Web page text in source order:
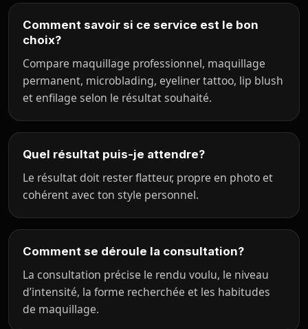
Comment savoir si ce service est le bon
choix?
Compare maquillage professionnel, maquillage
permanent, microblading, eyeliner tattoo, lip blush
et enfilage selon le résultat souhaité.
Quel résultat puis-je attendre?
Le résultat doit rester flatteur, propre en photo et
cohérent avec ton style personnel.
Comment se déroule la consultation?
La consultation précise le rendu voulu, le niveau
d’intensité, la forme recherchée et les habitudes
de maquillage.